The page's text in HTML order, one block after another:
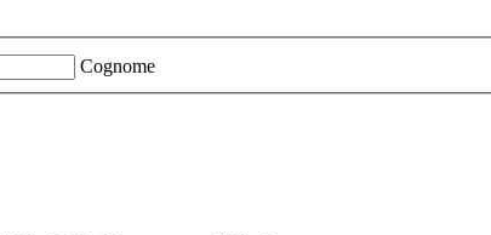
Cognome